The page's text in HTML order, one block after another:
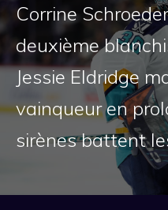
Corrine
deuxième
Jessie Eldridge
vainqueur en
sirènes battent